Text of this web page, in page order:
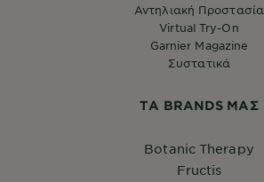
Αντηλιακή Προστασία
Virtual Try-On
Garnier Magazine
Συστατικά
ΤA BRANDS ΜΑΣ
Botanic Therapy
Fructis